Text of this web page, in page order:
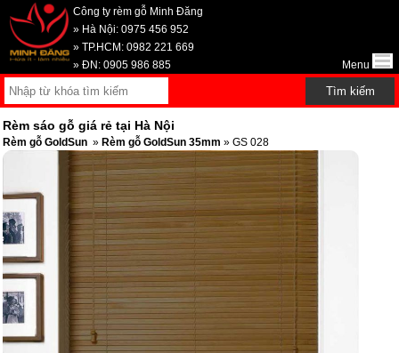
Công ty rèm gỗ Minh Đăng
» Hà Nội: 0975 456 952
» TP.HCM: 0982 221 669
» ĐN: 0905 986 885
Menu
Rèm sáo gỗ giá rẻ tại Hà Nội
Rèm gỗ GoldSun » Rèm gỗ GoldSun 35mm » GS 028